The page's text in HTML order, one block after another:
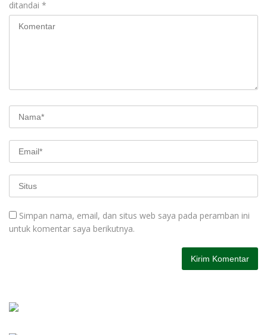
ditandai *
Simpan nama, email, dan situs web saya pada peramban ini
untuk komentar saya berikutnya.